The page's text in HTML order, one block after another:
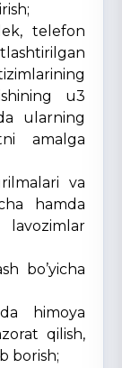
telefon
u3
ularning
amalga
va
hamda
bo’yicha
himoya
qilish,
borish;